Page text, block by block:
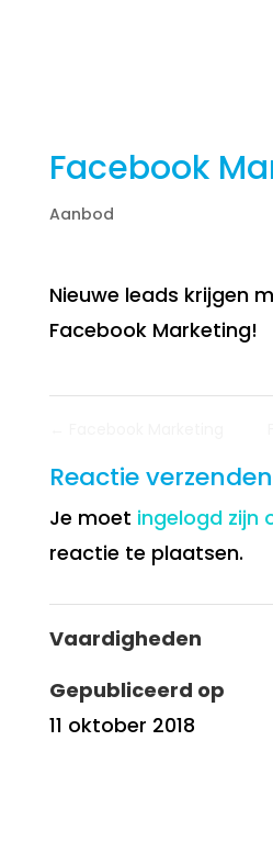
Facebook
Aanbod
Nieuwe leads krijgen
Facebook Marketing!
Reactie verzenden
Je moet ingelogd zijn
reactie te plaatsen.
Vaardigheden
Gepubliceerd op
11 oktober 2018